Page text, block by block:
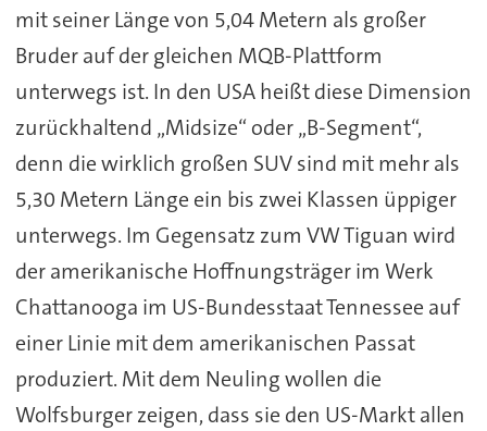
mit seiner Länge von 5,04 Metern als großer
Bruder auf der gleichen MQB-Plattform
unterwegs ist. In den USA heißt diese Dimension
zurückhaltend „Midsize“ oder „B-Segment“,
denn die wirklich großen SUV sind mit mehr als
5,30 Metern Länge ein bis zwei Klassen üppiger
unterwegs. Im Gegensatz zum VW Tiguan wird
der amerikanische Hoffnungsträger im Werk
Chattanooga im US-Bundesstaat Tennessee auf
einer Linie mit dem amerikanischen Passat
produziert. Mit dem Neuling wollen die
Wolfsburger zeigen, dass sie den US-Markt allen